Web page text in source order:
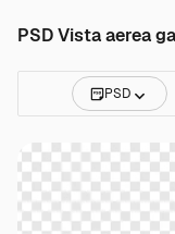
PSD Vista aerea
PSD